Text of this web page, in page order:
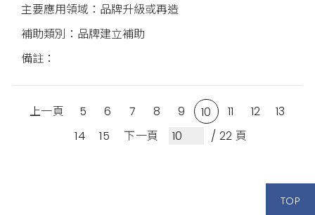
品牌升級或再造
品牌建立補助
上一頁 5 6 7 8 9 10 11 12
13
14
15 下一頁 / 22 頁
TOP